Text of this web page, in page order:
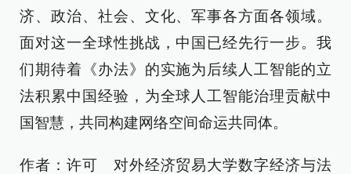
济、政治、社会、文化、军事各方面各领域。
面对这一全球性挑战，中国已经先行一步。我
们期待着《办法》的实施为后续人工智能的立
法积累中国经验，为全球人工智能治理贡献中
国智慧，共同构建网络空间命运共同体。
作者：许可 对外经济贸易大学数字经济与法